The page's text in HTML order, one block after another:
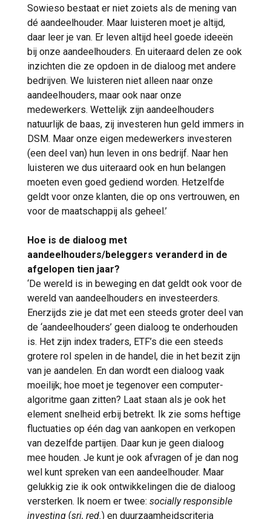
Sowieso bestaat er niet zoiets als de mening van
dé aandeelhouder. Maar luisteren moet je altijd,
daar leer je van. Er leven altijd heel goede ideeën
bij onze aandeelhouders. En uiteraard delen ze ook
inzichten die ze opdoen in de dialoog met andere
bedrijven. We luisteren niet alleen naar onze
aandeelhouders, maar ook naar onze
medewerkers. Wettelijk zijn aandeelhouders
natuurlijk de baas, zij investeren hun geld immers in
DSM. Maar onze eigen medewerkers investeren
(een deel van) hun leven in ons bedrijf. Naar hen
luisteren we dus uiteraard ook en hun belangen
moeten even goed gediend worden. Hetzelfde
geldt voor onze klanten, die op ons vertrouwen, en
voor de maatschappij als geheel.’
Hoe is de dialoog met
aandeelhouders/beleggers veranderd in de
afgelopen tien jaar?
‘De wereld is in beweging en dat geldt ook voor de
wereld van aandeelhouders en investeerders.
Enerzijds zie je dat met een steeds groter deel van
de ‘aandeelhouders’ geen dialoog te onderhouden
is. Het zijn index traders, ETF’s die een steeds
grotere rol spelen in de handel, die in het bezit zijn
van je aandelen. En dan wordt een dialoog vaak
moeilijk; hoe moet je tegenover een computer-
algoritme gaan zitten? Laat staan als je ook het
element snelheid erbij betrekt. Ik zie soms heftige
fluctuaties op één dag van aankopen en verkopen
van dezelfde partijen. Daar kun je geen dialoog
mee houden. Je kunt je ook afvragen of je dan nog
wel kunt spreken van een aandeelhouder. Maar
gelukkig zie ik ook ontwikkelingen die de dialoog
versterken. Ik noem er twee: socially responsible
investing (sri, red.) en duurzaamheidscriteria